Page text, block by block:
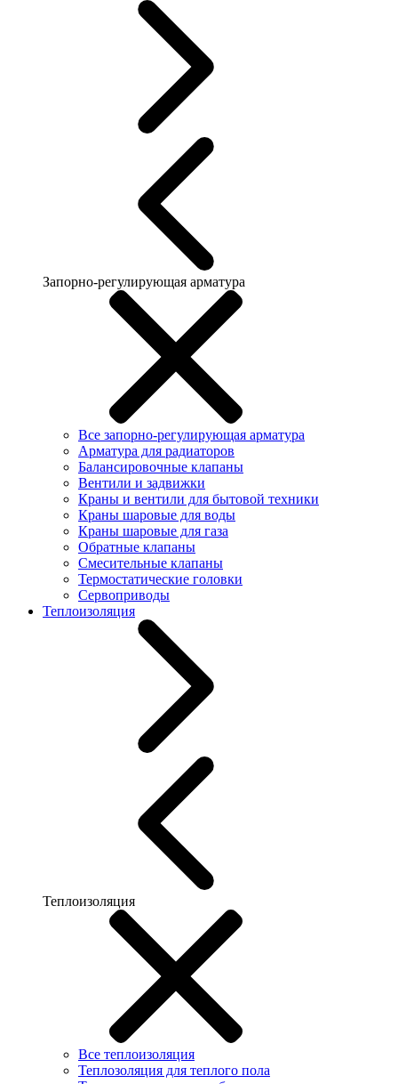
Запорно-регулирующая арматура
Все запорно-регулирующая арматура
Арматура для радиаторов
Балансировочные клапаны
Вентили и задвижки
Краны и вентили для бытовой техники
Краны шаровые для воды
Краны шаровые для газа
Обратные клапаны
Смесительные клапаны
Термостатические головки
Сервоприводы
Теплоизоляция
Теплоизоляция
Все теплоизоляция
Теплозоляция для теплого пола